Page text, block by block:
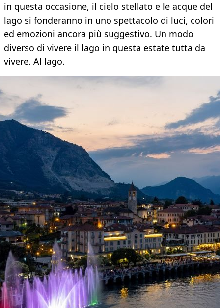
in questa occasione, il cielo stellato e le acque del
lago si fonderanno in uno spettacolo di luci, colori
ed emozioni ancora più suggestivo. Un modo
diverso di vivere il lago in questa estate tutta da
vivere. Al lago.